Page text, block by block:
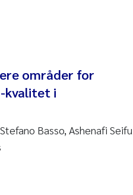
områder for
kvalitet i
Basso, Ashenafi Seifu